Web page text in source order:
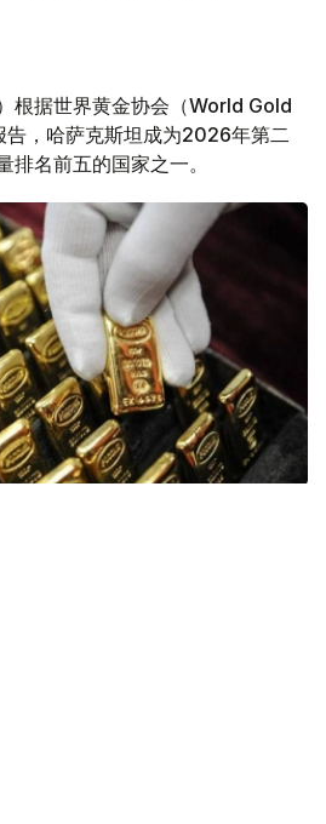
根据世界黄金协会（World Gold
，哈萨克斯坦成为2026年第二
名前五的国家之一。